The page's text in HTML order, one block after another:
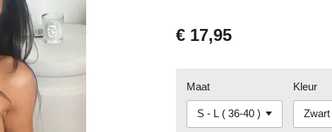
€ 17,95
Maat Kleur